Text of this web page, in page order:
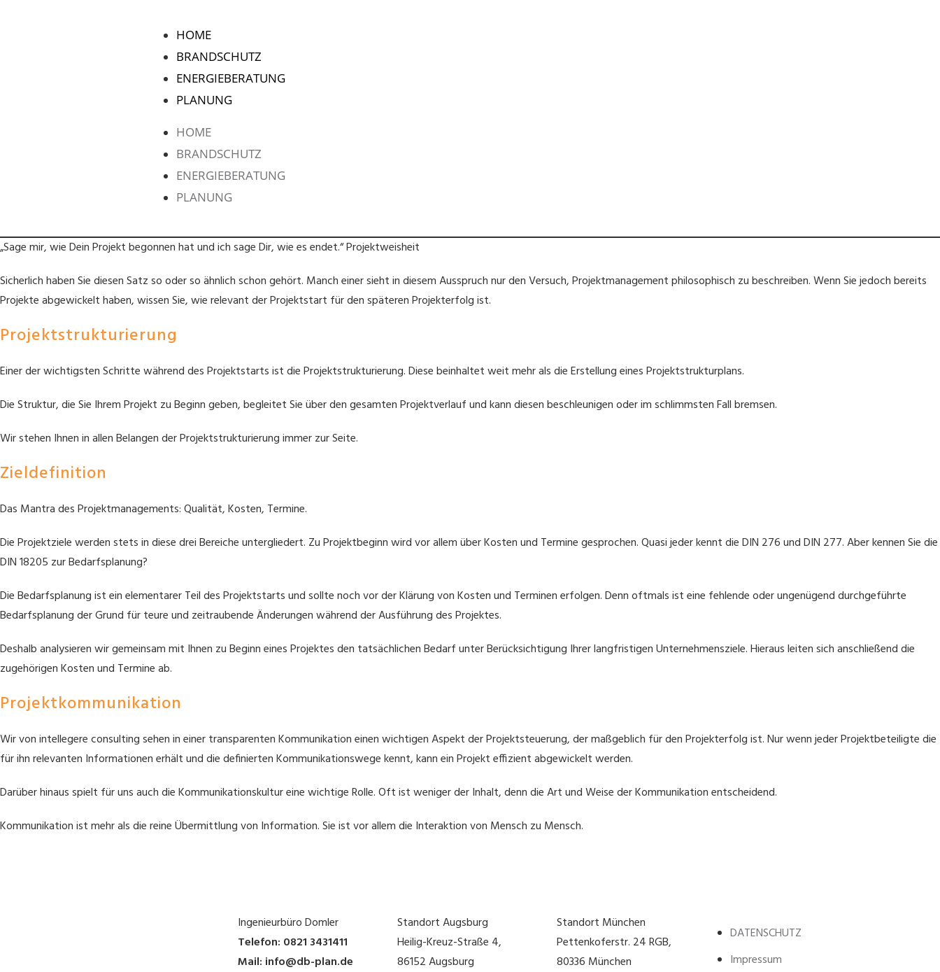
HOME
BRANDSCHUTZ
ENERGIEBERATUNG
PLANUNG
HOME
BRANDSCHUTZ
ENERGIEBERATUNG
PLANUNG
„Sage mir, wie Dein Projekt begonnen hat und ich sage Dir, wie es endet.“ Projektweisheit
Sicherlich haben Sie diesen Satz so oder so ähnlich schon gehört. Manch einer sieht in diesem Ausspruch nur den Versuch, Projektmanagement philosophisch zu beschreiben. Wenn Sie jedoch bereits
Projekte abgewickelt haben, wissen Sie, wie relevant der Projektstart für den späteren Projekterfolg ist.
Projektstrukturierung
Einer der wichtigsten Schritte während des Projektstarts ist die Projektstrukturierung. Diese beinhaltet weit mehr als die Erstellung eines Projektstrukturplans.
Die Struktur, die Sie Ihrem Projekt zu Beginn geben, begleitet Sie über den gesamten Projektverlauf und kann diesen beschleunigen oder im schlimmsten Fall bremsen.
Wir stehen Ihnen in allen Belangen der Projektstrukturierung immer zur Seite.
Zieldefinition
Das Mantra des Projektmanagements: Qualität, Kosten, Termine.
Die Projektziele werden stets in diese drei Bereiche untergliedert. Zu Projektbeginn wird vor allem über Kosten und Termine gesprochen. Quasi jeder kennt die DIN 276 und DIN 277. Aber kennen Sie die
DIN 18205 zur Bedarfsplanung?
Die Bedarfsplanung ist ein elementarer Teil des Projektstarts und sollte noch vor der Klärung von Kosten und Terminen erfolgen. Denn oftmals ist eine fehlende oder ungenügend durchgeführte
Bedarfsplanung der Grund für teure und zeitraubende Änderungen während der Ausführung des Projektes.
Deshalb analysieren wir gemeinsam mit Ihnen zu Beginn eines Projektes den tatsächlichen Bedarf unter Berücksichtigung Ihrer langfristigen Unternehmensziele. Hieraus leiten sich anschließend die
zugehörigen Kosten und Termine ab.
Projektkommunikation
Wir von intellegere consulting sehen in einer transparenten Kommunikation einen wichtigen Aspekt der Projektsteuerung, der maßgeblich für den Projekterfolg ist. Nur wenn jeder Projektbeteiligte die
für ihn relevanten Informationen erhält und die definierten Kommunikationswege kennt, kann ein Projekt effizient abgewickelt werden.
Darüber hinaus spielt für uns auch die Kommunikationskultur eine wichtige Rolle. Oft ist weniger der Inhalt, denn die Art und Weise der Kommunikation entscheidend.
Kommunikation ist mehr als die reine Übermittlung von Information. Sie ist vor allem die Interaktion von Mensch zu Mensch.
Ingenieurbüro Domler
Telefon: 0821 3431411
Mail: info@db-plan.de
Standort Augsburg
Heilig-Kreuz-Straße 4,
86152 Augsburg
Standort München
Pettenkoferstr. 24 RGB,
80336 München
DATENSCHUTZ
Impressum